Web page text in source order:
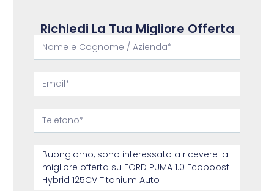
Richiedi La Tua Migliore Offerta